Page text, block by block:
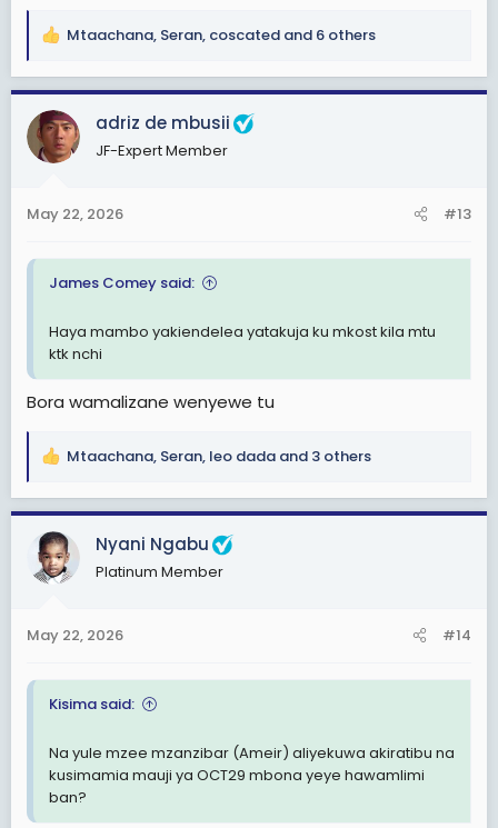
R
a
c
t
i
s
Mtaachana, Seran, coscated and 6 others
adriz de mbusii
JF-Expert Member
May 22, 2026 #13
James Comey said:
Haya mambo yakiendelea yatakuja ku mkost kila mtu
ktk nchi
Bora wamalizane wenyewe tu
R
a
c
t
i
s
Mtaachana, Seran, leo dada and 3 others
Nyani Ngabu
Platinum Member
May 22, 2026 #14
Kisima said:
Na yule mzee mzanzibar (Ameir) aliyekuwa akiratibu na
kusimamia mauji ya OCT29 mbona yeye hawamlimi
ban?